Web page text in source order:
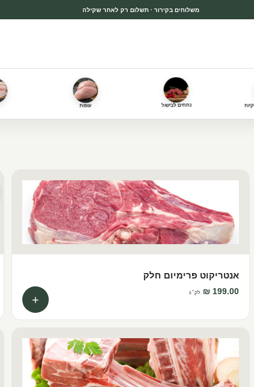
משלוחים בקירור · תשלום רק לאחר שקילה
נלווים עד הבית
נתחים לבישול עופות
אנטריקוט פרימיום חלק
‏199.00 ‏₪ לק״ג +